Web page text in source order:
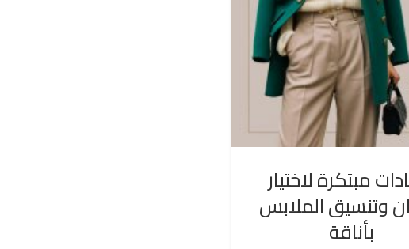
مبتكرة لاختيار
وتنسيق الملابس
بأناقة